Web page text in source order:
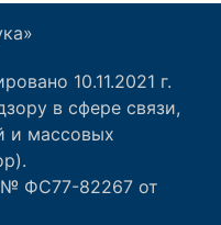
10.11.2021 г.
в сфере связи,
и массовых
№ ФС77-82267 от